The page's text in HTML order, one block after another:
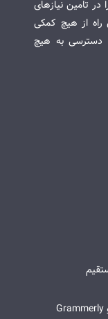
در تامین نیازهای
از هیچ کمکی
دسترسی به هیچ